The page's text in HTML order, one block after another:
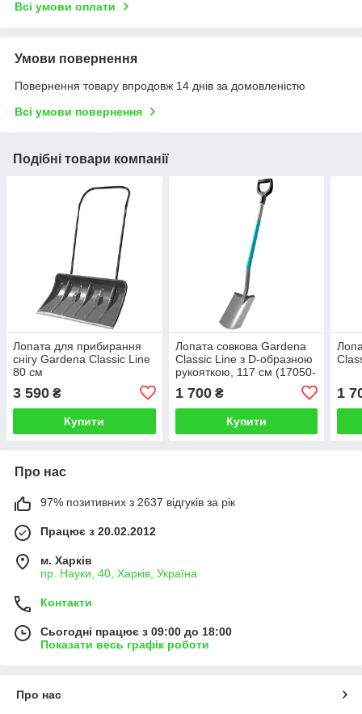
Всі умови оплати
Умови повернення
Повернення товару впродовж 14 днів за домовленістю
Всі умови повернення
Подібні товари компанії
Лопата для прибирання
снігу Gardena Classic Line
80 см
3 590 ₴
Купити
Лопата совкова Gardena
Classic Line з D-образною
рукояткою, 117 см (17050-
1 700₴
Купити
1
Про нас
97% позитивних з 2637 відгуків за рік
Працює з 20.02.2012
м. Харків
пр. Науки, 40, Харків, Україна
Контакти
Сьогодні працює з 09:00 до 18:00
Показати весь графік роботи
Про нас